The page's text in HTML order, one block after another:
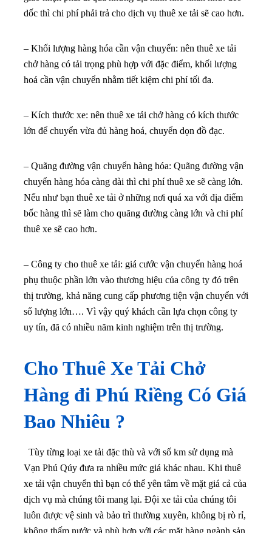
dốc thì chi phí phải trả cho dịch vụ thuê xe tải sẽ cao hơn.
– Khối lượng hàng hóa cần vận chuyển: nên thuê xe tải
chở hàng có tải trọng phù hợp với đặc điểm, khối lượng
hoá cần vận chuyển nhằm tiết kiệm chi phí tối đa.
– Kích thước xe: nên thuê xe tải chở hàng có kích thước
lớn để chuyển vừa đủ hàng hoá, chuyển dọn đồ đạc.
– Quãng đường vận chuyển hàng hóa: Quãng đường vận
chuyển hàng hóa càng dài thì chi phí thuê xe sẽ càng lớn.
Nếu như bạn thuê xe tải ở những nơi quá xa với địa điểm
bốc hàng thì sẽ làm cho quãng đường càng lớn và chi phí
thuê xe sẽ cao hơn.
– Công ty cho thuê xe tải: giá cước vận chuyển hàng hoá
phụ thuộc phần lớn vào thương hiệu của công ty đó trên
thị trường, khả năng cung cấp phương tiện vận chuyển với
số lượng lớn…. Vì vậy quý khách cần lựa chọn công ty
uy tín, đã có nhiều năm kinh nghiệm trên thị trường.
Cho Thuê Xe Tải Chở
Hàng đi Phú Riềng Có Giá
Bao Nhiêu ?
Tùy từng loại xe tải đặc thù và với số km sử dụng mà
Vạn Phú Qúy đưa ra nhiều mức giá khác nhau. Khi thuê
xe tải vận chuyển thì bạn có thể yên tâm về mặt giá cả của
dịch vụ mà chúng tôi mang lại. Đội xe tải của chúng tôi
luôn được vệ sinh và bảo trì thường xuyên, không bị rò rỉ,
không thấm nước và phù hợp với các mặt hàng ngành sản